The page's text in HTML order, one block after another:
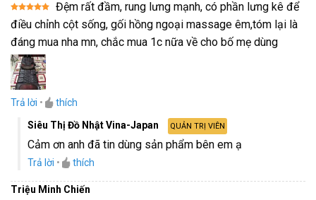
Được xếp
hạng 55
Đệm rất đầm, rung lưng mạnh, có phần lưng kê để
điều chỉnh cột sống, gối hồng ngoại massage êm,tóm lại là
đáng mua nha mn, chắc mua 1c nữa về cho bố mẹ dùng
Trả lời •
thích
Siêu Thị Đồ Nhật Vina-Japan
QUẢN TRỊ VIÊN
Cảm ơn anh đã tin dùng sản phẩm bên em ạ
Trả lời • thích
Triệu Minh Chiến